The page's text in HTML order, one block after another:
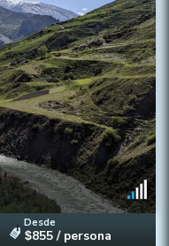
Desde
$855 / persona